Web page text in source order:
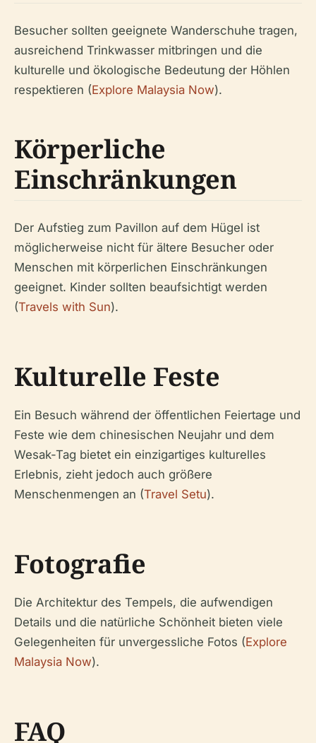
Besucher sollten geeignete Wanderschuhe tragen,
ausreichend Trinkwasser mitbringen und die
kulturelle und ökologische Bedeutung der Höhlen
respektieren (Explore Malaysia Now).
Körperliche
Einschränkungen
Der Aufstieg zum Pavillon auf dem Hügel ist
möglicherweise nicht für ältere Besucher oder
Menschen mit körperlichen Einschränkungen
geeignet. Kinder sollten beaufsichtigt werden
(Travels with Sun).
Kulturelle Feste
Ein Besuch während der öffentlichen Feiertage und
Feste wie dem chinesischen Neujahr und dem
Wesak-Tag bietet ein einzigartiges kulturelles
Erlebnis, zieht jedoch auch größere
Menschenmengen an (Travel Setu).
Fotografie
Die Architektur des Tempels, die aufwendigen
Details und die natürliche Schönheit bieten viele
Gelegenheiten für unvergessliche Fotos (Explore
Malaysia Now).
FAQ